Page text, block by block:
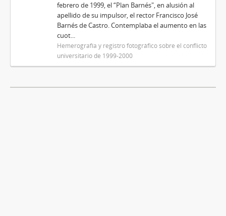
febrero de 1999, el “Plan Barnés", en alusión al
apellido de su impulsor, el rector Francisco José
Barnés de Castro. Contemplaba el aumento en las
cuot...
Hemerografía y registro fotográfico sobre el conflicto
universitario de 1999-2000